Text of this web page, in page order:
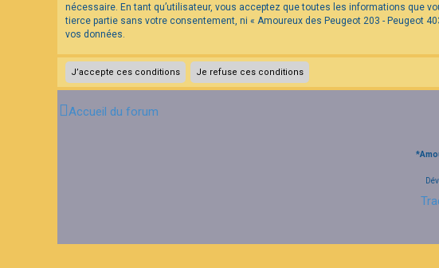
nécessaire. En tant qu’utilisateur, vous acceptez que toutes les informations que
tierce partie sans votre consentement, ni « Amoureux des Peugeot 203 - Peugeot
vos données.
Accueil du forum
*